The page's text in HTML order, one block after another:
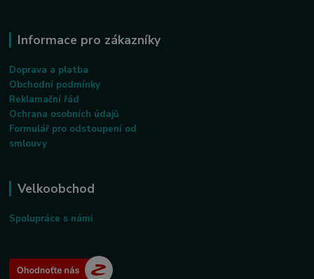
Informace pro zákazníky
Doprava a platba
Obchodní podmínky
Reklamační řád
Ochrana osobních údajů
Formulář pro odstoupení od
smlouvy
Velkoobchod
Spolupráce s námi